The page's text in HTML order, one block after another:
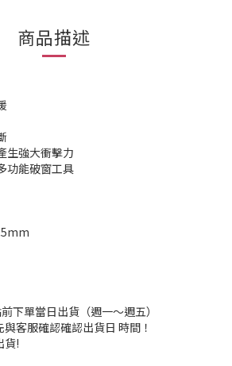
商品描述
生強大衝擊力
功能破窗工具
下單當日出貨（週一～週五）
客服確認確認出貨日 時間！
貨!